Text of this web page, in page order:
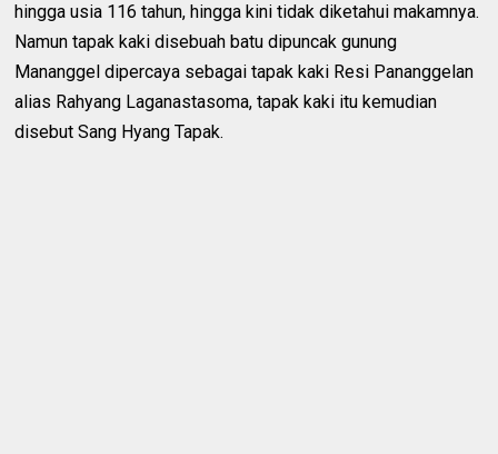
hingga usia 116 tahun, hingga kini tidak diketahui makamnya.
Namun tapak kaki disebuah batu dipuncak gunung
Mananggel dipercaya sebagai tapak kaki Resi Pananggelan
alias Rahyang Laganastasoma, tapak kaki itu kemudian
disebut Sang Hyang Tapak.